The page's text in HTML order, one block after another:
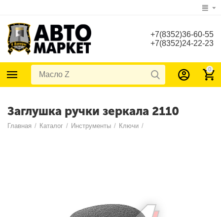
+7(8352)36-60-55
+7(8352)24-22-23
0
Заглушка ручки зеркала 2110
Главная / Каталог / Инструменты / Ключи /